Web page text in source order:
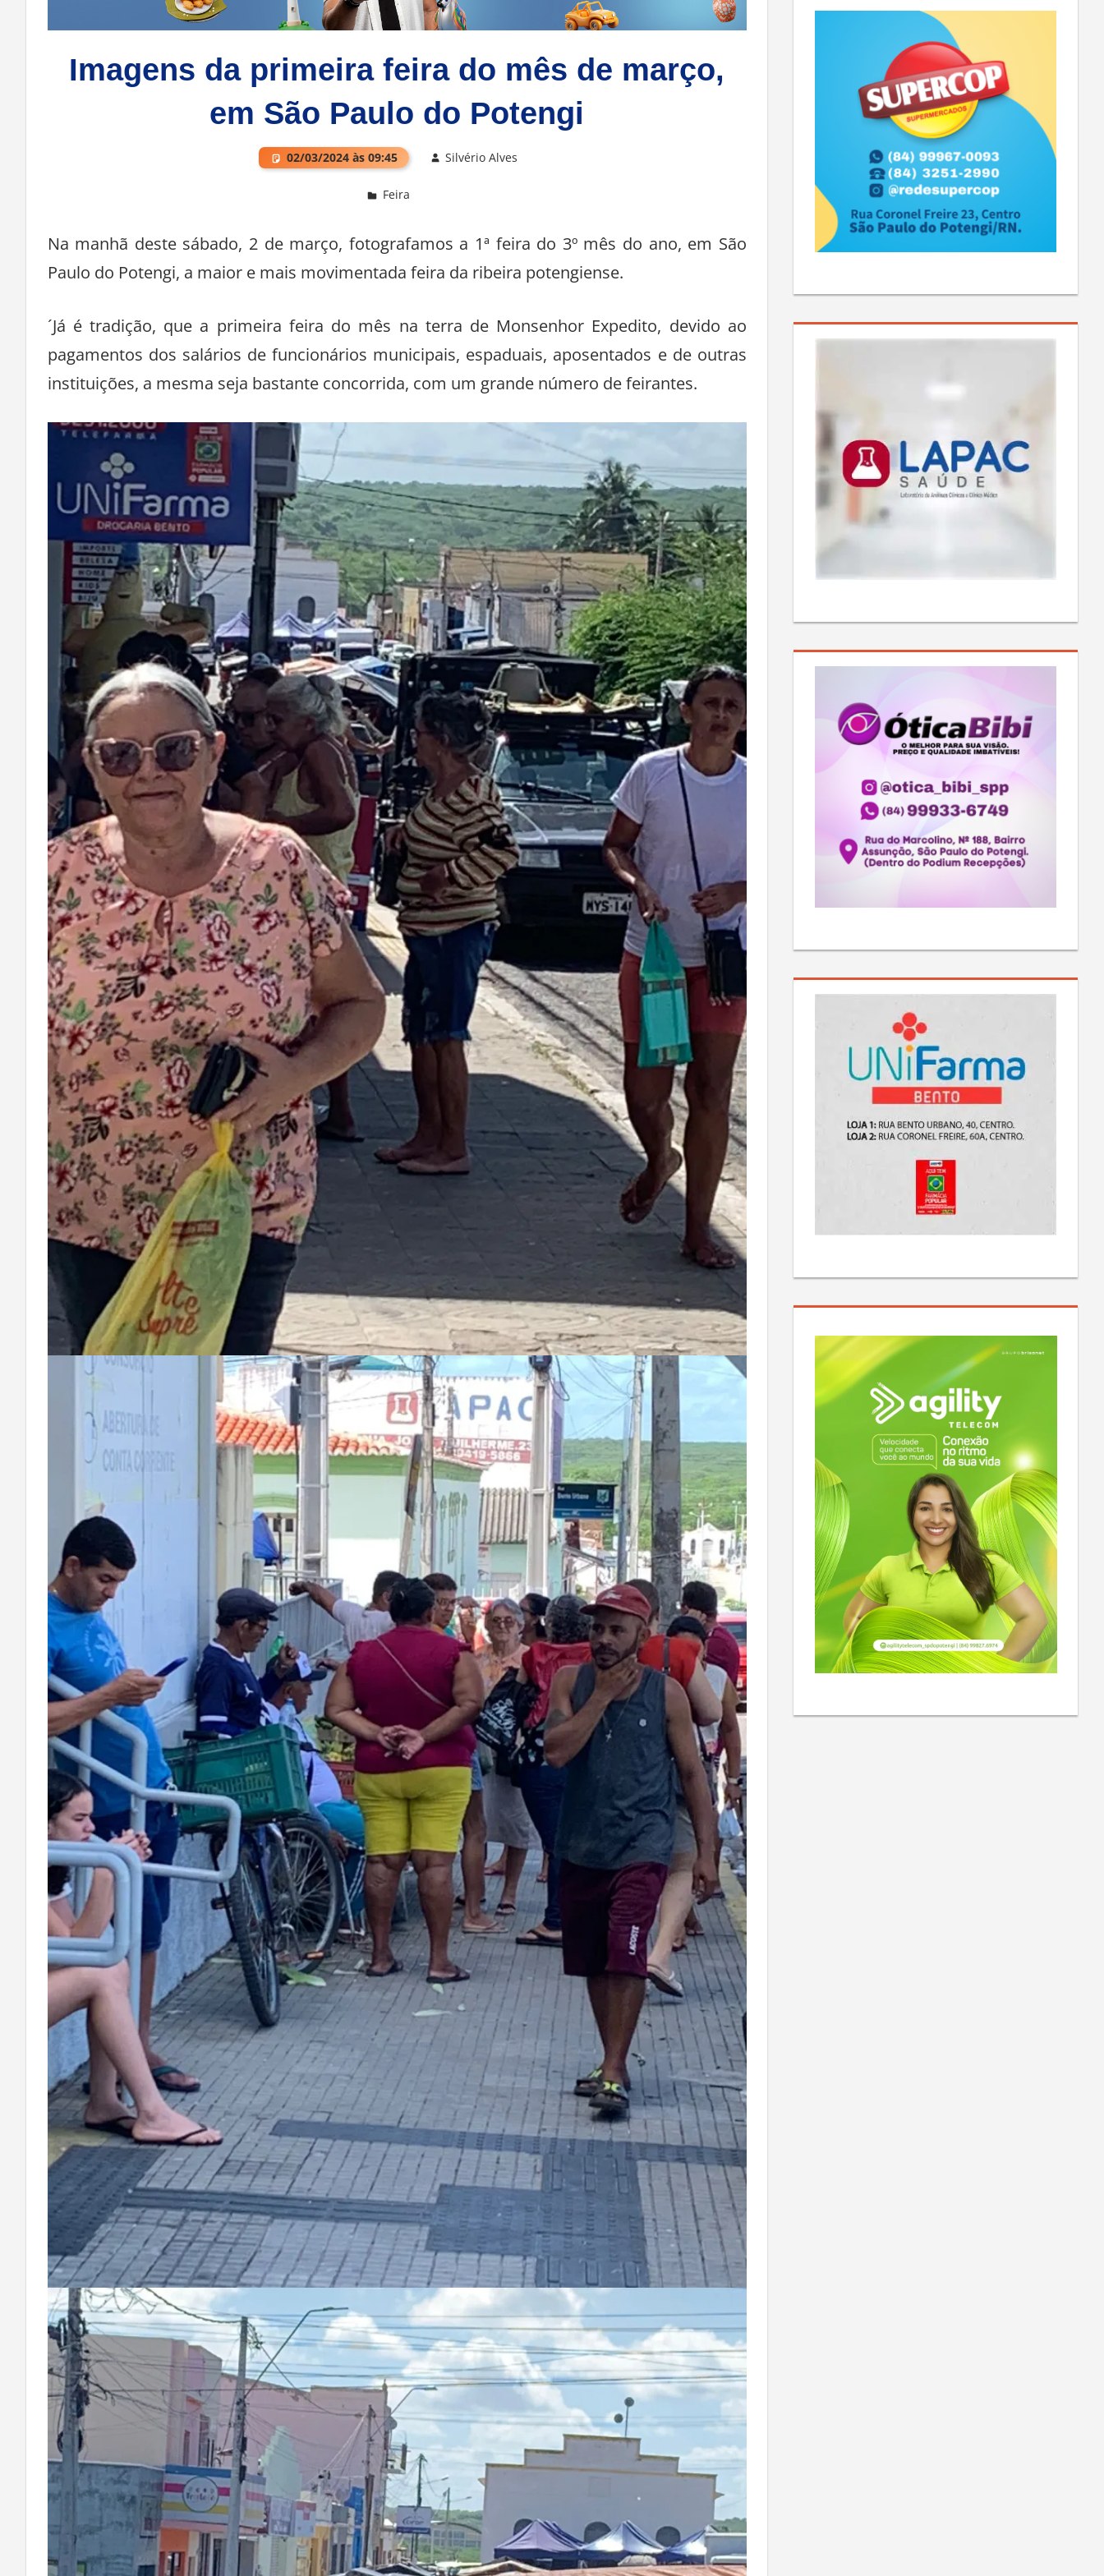
Imagens da primeira feira do mês de março,
em São Paulo do Potengi
02/03/2024 às 09:45
Na manhã deste sábado, 2 de março, fotografamos a 1ª feira do 3º mês do ano, em São
Paulo do Potengi, a maior e mais movimentada feira da ribeira potengiense.
´Já é tradição, que a primeira feira do mês na terra de Monsenhor Expedito, devido ao
pagamentos dos salários de funcionários municipais, espaduais, aposentados e de outras
instituições, a mesma seja bastante concorrida, com um grande número de feirantes.